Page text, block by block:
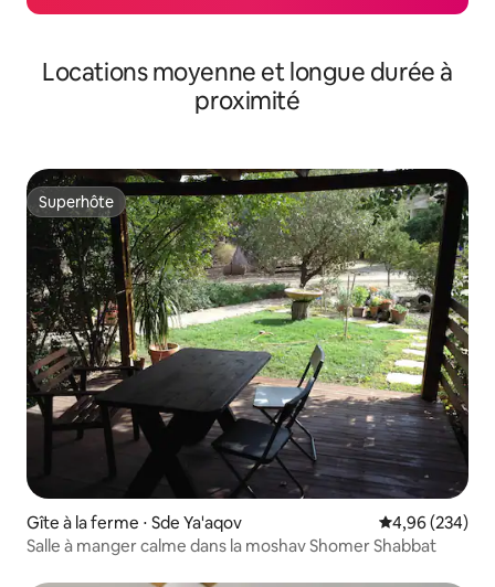
Locations moyenne et longue durée à
proximité
Superhôte
Superhôte
Gîte à la ferme ⋅ Sde Ya'aqov Évaluation
4,96 (234)
Salle à manger calme dans la moshav Shomer Shabbat